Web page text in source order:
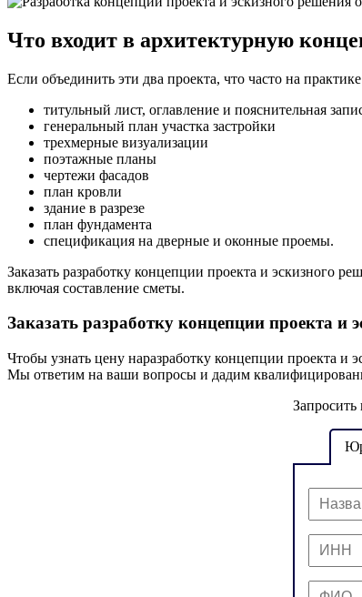
Что входит в архитектурную
Если объединить эти два проекта, что часто на
титульный лист, оглавление и пояснительная
генеральный план участка застройки
трехмерные визуализации
поэтажные планы
чертежи фасадов
план кровли
здание в разрезе
план фундамента
спецификация на дверные и оконные проемы.
Заказать разработку концепции проекта и эскизного
включая составление сметы.
Заказать разработку концепции проекта и
Чтобы узнать цену наразработку концепции проекта и
Мы ответим на ваши вопросы и дадим
Запросить